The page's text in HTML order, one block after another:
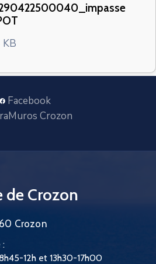
KB
Facebook
Crozon
de Crozon
Crozon
:
12h et 13h30-17h00